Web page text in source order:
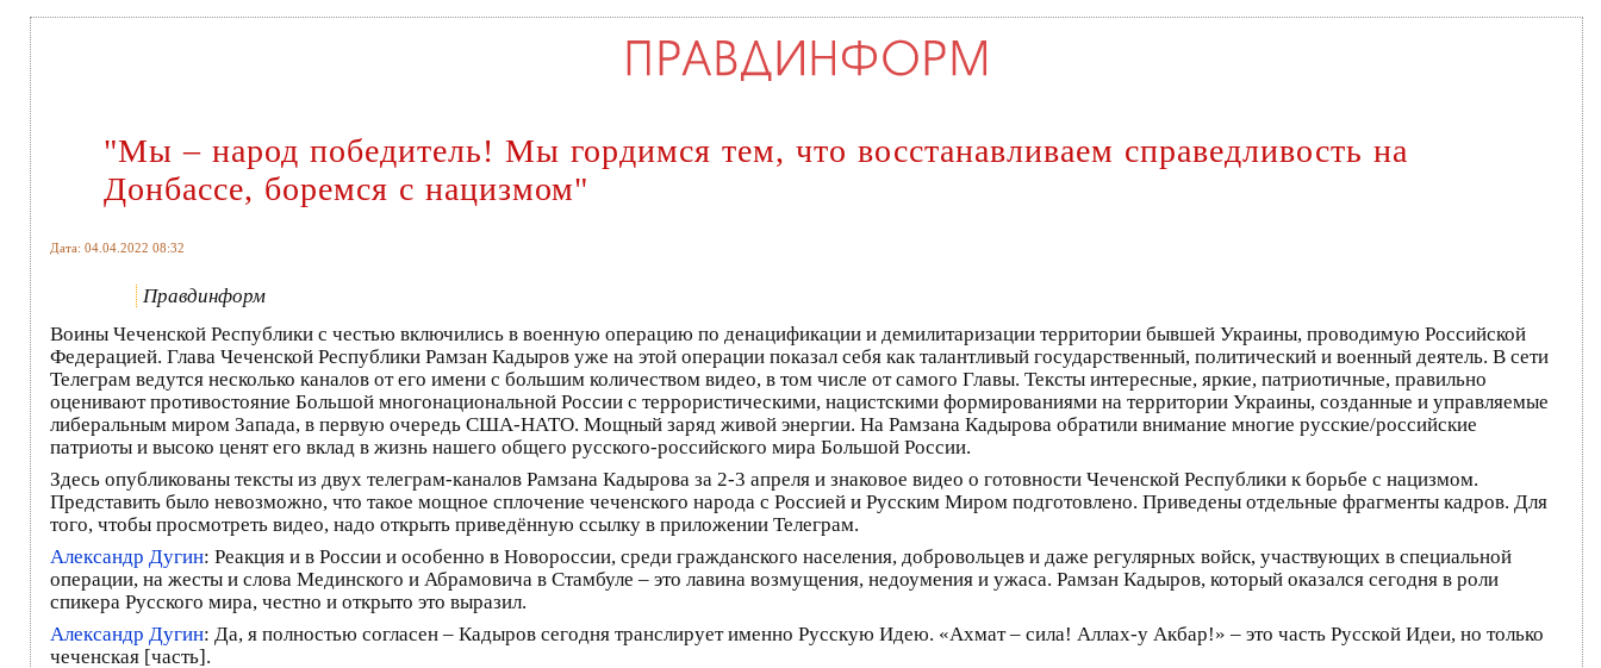
"Мы – народ победитель! Мы гордимся тем, что восстанавливаем справедливость на
Донбассе, боремся с нацизмом"
Дата: 04.04.2022 08:32
Правдинформ
Воины Чеченской Республики с честью включились в военную операцию по денацификации и демилитаризации территории бывшей Украины, проводимую Российской
Федерацией. Глава Чеченской Республики Рамзан Кадыров уже на этой операции показал себя как талантливый государственный, политический и военный деятель. В сети
Телеграм ведутся несколько каналов от его имени с большим количеством видео, в том числе от самого Главы. Тексты интересные, яркие, патриотичные, правильно
оценивают противостояние Большой многонациональной России с террористическими, нацистскими формированиями на территории Украины, созданные и управляемые
либеральным миром Запада, в первую очередь США-НАТО. Мощный заряд живой энергии. На Рамзана Кадырова обратили внимание многие русские/российские
патриоты и высоко ценят его вклад в жизнь нашего общего русского-российского мира Большой России.
Здесь опубликованы тексты из двух телеграм-каналов Рамзана Кадырова за 2-3 апреля и знаковое видео о готовности Чеченской Республики к борьбе с нацизмом.
Представить было невозможно, что такое мощное сплочение чеченского народа с Россией и Русским Миром подготовлено. Приведены отдельные фрагменты кадров. Для
того, чтобы просмотреть видео, надо открыть приведённую ссылку в приложении Телеграм.
Александр Дугин: Реакция и в России и особенно в Новороссии, среди гражданского населения, добровольцев и даже регулярных войск, участвующих в специальной
операции, на жесты и слова Мединского и Абрамовича в Стамбуле – это лавина возмущения, недоумения и ужаса. Рамзан Кадыров, который оказался сегодня в роли
спикера Русского мира, честно и открыто это выразил.
Александр Дугин: Да, я полностью согласен – Кадыров сегодня транслирует именно Русскую Идею. «Ахмат – сила! Аллах-у Акбар!» – это часть Русской Идеи, но только
чеченская [часть].